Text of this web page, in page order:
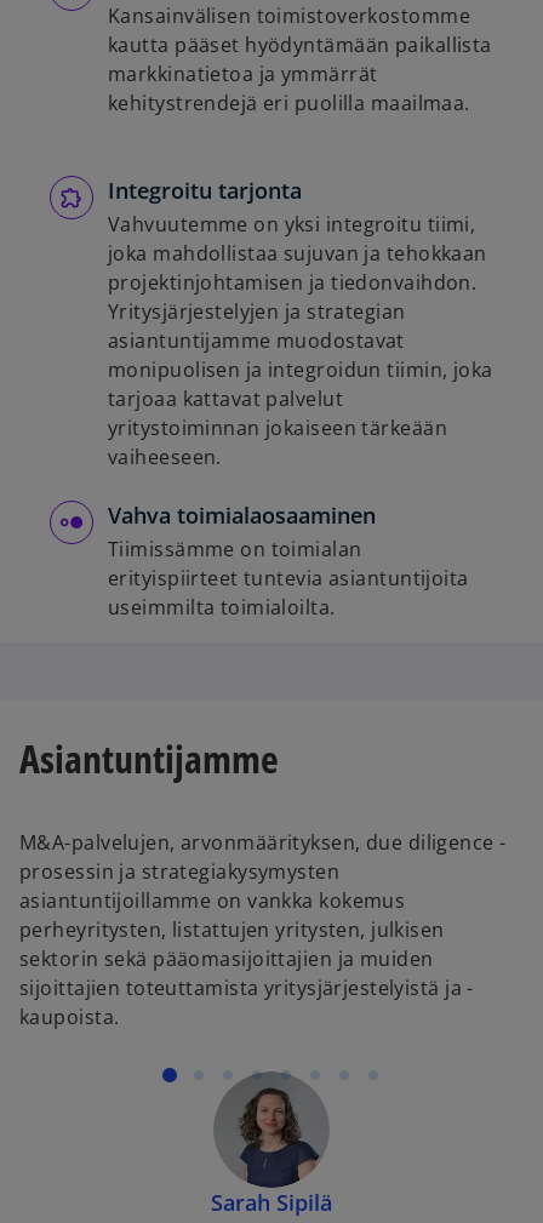
Kansainvälisen toimistoverkostomme
kautta pääset hyödyntämään paikallista
markkinatietoa ja ymmärrät
kehitystrendejä eri puolilla maailmaa.
Integroitu tarjonta
Vahvuutemme on yksi integroitu tiimi,
joka mahdollistaa sujuvan ja tehokkaan
projektinjohtamisen ja tiedonvaihdon.
Yritysjärjestelyjen ja strategian
asiantuntijamme muodostavat
monipuolisen ja integroidun tiimin, joka
tarjoaa kattavat palvelut
yritystoiminnan jokaiseen tärkeään
vaiheeseen.
Vahva toimialaosaaminen
Tiimissämme on toimialan
erityispiirteet tuntevia asiantuntijoita
useimmilta toimialoilta.
Asiantuntijamme
M&A-palvelujen, arvonmäärityksen, due diligence -
prosessin ja strategiakysymysten
asiantuntijoillamme on vankka kokemus
perheyritysten, listattujen yritysten, julkisen
sektorin sekä pääomasijoittajien ja muiden
sijoittajien toteuttamista yritysjärjestelyistä ja -
kaupoista.
Sarah Sipilä